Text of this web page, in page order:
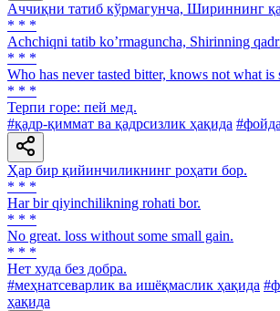
Аччиқни татиб кўрмагунча, Шириннинг
* * *
Аchchiqni tatib koʼrmaguncha, Shirinning
* * *
Who has never tasted bitter, knows not what is
* * *
Терпи горе: пей мед.
#қадр-қиммат ва қадрсизлик ҳақида
Ҳар бир қийинчиликнинг роҳати бор.
* * *
Har bir qiyinchilikning rohati bor.
* * *
No great. loss without some small gain.
* * *
Нет худа без добра.
#меҳнатсеварлик ва ишёқмаслик ҳақида
ҳақида